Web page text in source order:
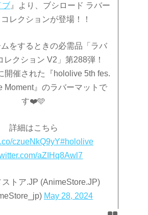
ブ 』より、ブシロード ラバー
レクションが登場！！
をするときの必需品「ラバ
レクション V2」第288弾！
開催された『hololive 5th fes.
Moment』のラバーマットで
す❤️🩵
詳細はこちら
czueNkQ9yY#hololive
aZIHq8Awl7
トア.JP (AnimeStore.JP)
May 28, 2024